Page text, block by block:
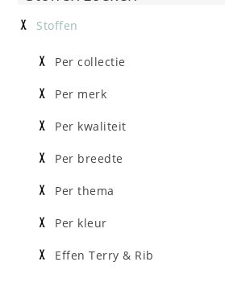
Stoffen
Per collectie
Per merk
Per kwaliteit
Per breedte
Per thema
Per kleur
Effen Terry & Rib